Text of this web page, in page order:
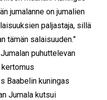
jumalanne on jumalien
paljastaja, sillä
tämän salaisuuden.”
puhuttelevan
kertomus
Baabelin kuningas
Jumala kutsui